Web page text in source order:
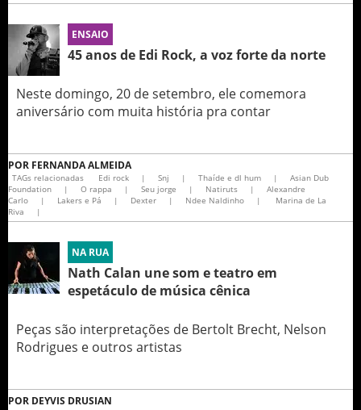
ENSAIO
45 anos de Edi Rock, a voz forte da norte
Neste domingo, 20 de setembro, ele comemora
aniversário com muita história pra contar
POR FERNANDA ALMEIDA
TAGs relacionadas Edi rock | Snj | Thaíde e dl hum |
Asian Dub
Foundation
| O rappa | Seu jorge | Natiruts |
Alexandre
Carlo
| Lakers e Pá | Dexter | Ndee Naldinho |
Marina de La
Riva
|
NA RUA
Nath Calan une som e teatro em
espetáculo de música cênica
Peças são interpretações de Bertolt Brecht, Nelson
Rodrigues e outros artistas
POR DEYVIS DRUSIAN